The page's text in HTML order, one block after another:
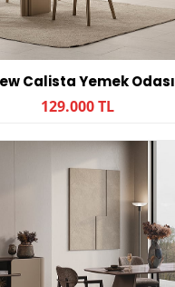
Calista Yemek Odası
129.000 TL